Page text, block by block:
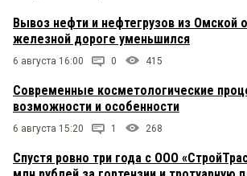
Вывоз нефти и нефтегрузов из Омской
железной дороге уменьшился
6 августа 16:00 0 415
Современные косметологические
возможности и особенности
6 августа 15:20 1 268
Спустя ровно три года с ООО